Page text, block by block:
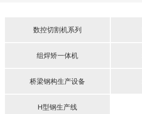
数控切割机系列
组焊矫一体机
桥梁钢构生产设备
H型钢生产线